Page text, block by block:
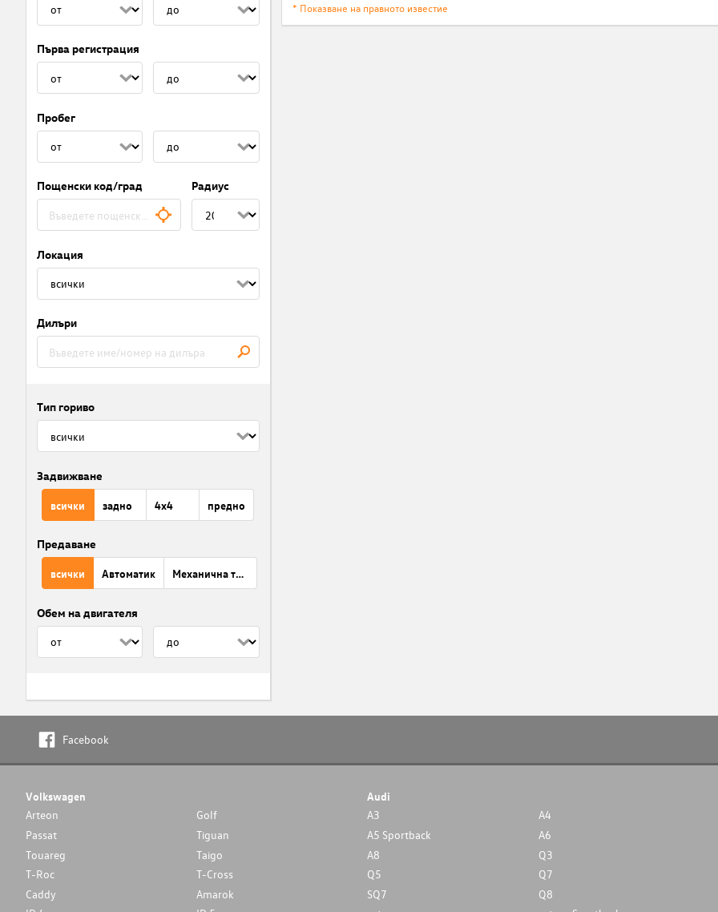
Първа регистрация
Пробег
Пощенски код/град Радиус
Локация
Дилъри
Тип гориво
Задвижване
всички задно 4x4 предно
Предаване
всички Автоматик Механична трансмисия
Обем на двигателя
* Показване на правното известие
Facebook
Volkswagen
Arteon
Golf
Passat
Tiguan
Touareg
Taigo
T-Roc
T-Cross
Caddy
Amarok
Audi
A3
A4
A5 Sportback
A6
A8
Q3
Q5
Q7
SQ7
Q8